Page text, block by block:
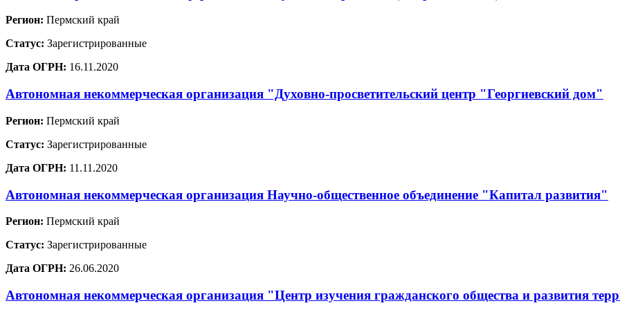
Регион: Пермский край
Статус: Зарегистрированные
Дата ОГРН: 16.11.2020
Автономная некоммерческая организация "Духовно-просветительский центр "Георгиевский дом"
Регион: Пермский край
Статус: Зарегистрированные
Дата ОГРН: 11.11.2020
Автономная некоммерческая организация Научно-общественное объединение "Капитал развития"
Регион: Пермский край
Статус: Зарегистрированные
Дата ОГРН: 26.06.2020
Автономная некоммерческая организация "Центр изучения гражданского общества и развития